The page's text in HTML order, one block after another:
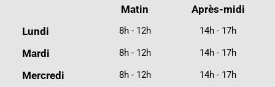
Matin
Après-midi
Lundi
8h - 12h 14h - 17h
Mardi 8h - 12h 14h - 17h
Mercredi 8h - 12h 14h - 17h